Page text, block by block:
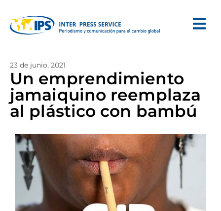
23 de junio, 2021
Un emprendimiento
jamaiquino reemplaza
al plástico con bambú